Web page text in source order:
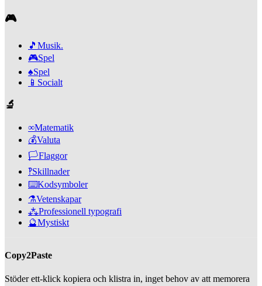
🎮
🎵 Musik.
🎮Spel
♠️Spel
📱 Socialt
🔬
∞Matematik
💰Valuta
🏳️Flaggor
‽Skillnader
⌨️Kodsymboler
⚗️Vetenskapar
⁂Professionell typografi
🔮Mystiskt
Copy2Paste
Stöder ett-klick kopiera och klistra in, inget behov av att memorera